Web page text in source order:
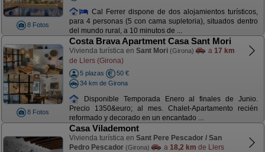
8 Fotos
Cal Ferrer dispone de dos alojamientos turísticos,
para 4 personas (5 con cama supletoria), situados dentro
del mundo rural, a 10 minutos de ...
8 Fotos
Costa Brava Apartment Casa Sant Mori
Vivienda turística en Sant Mori (Girona) a 17 km
de Llers (Girona)
5 plazas
50 €
34 km de Girona
Disponible Temporada Enero al finales de Junio.
Precio 1350&euro; al mes. Chalet-Apartamento recién
reformado y decorado en un encantado ...
Casa Vilademont
Vivienda turística en Sant Pere Pescador / San
Pedro Pescador (Girona) a 18,2 km de Llers